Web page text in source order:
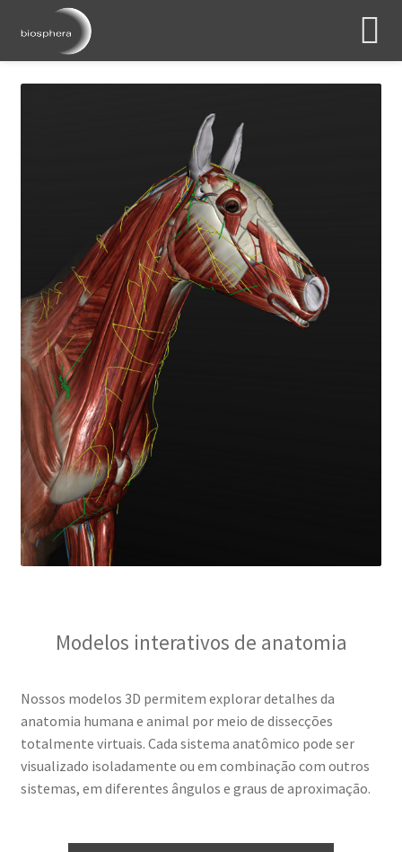
Modelos interativos de anatomia
Nossos modelos 3D permitem explorar detalhes da
anatomia humana e animal por meio de dissecções
totalmente virtuais. Cada sistema anatômico pode ser
visualizado isoladamente ou em combinação com outros
sistemas, em diferentes ângulos e graus de aproximação.